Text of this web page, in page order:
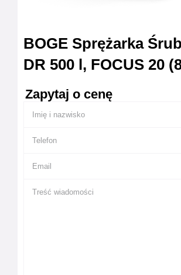
BOGE Sprężarka
DR 500 l, FOCUS 20
Zapytaj o cenę